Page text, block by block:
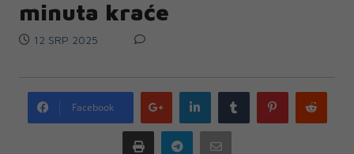
minuta kraće
12 SRP 2025
Facebook
Google
plus
LinkedIn Tumblr Pinterest
Print Telegram